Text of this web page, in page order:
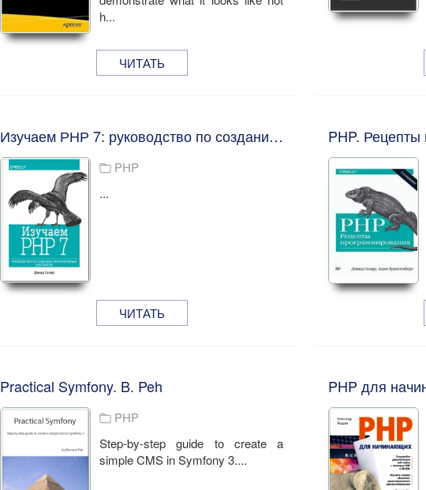
h...
ЧИТАТЬ
Изучаем РНР 7: руководство по созданию интерактивных веб-сайтов. Дэвид Скляр.
PHP
...
ЧИТАТЬ
Practical Symfony. B. Peh
PHP
Step-by-step guide to create a
simple CMS in Symfony 3....